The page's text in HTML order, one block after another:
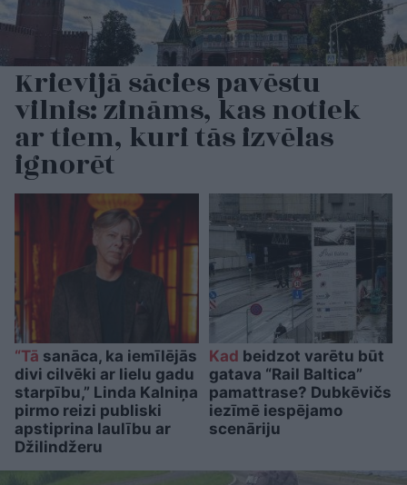
Krievijā sācies pavēstu
vilnis: zināms, kas notiek
ar tiem, kuri tās izvēlas
ignorēt
“Tā sanāca, ka iemīlējās
divi cilvēki ar lielu gadu
starpību,” Linda Kalniņa
pirmo reizi publiski
apstiprina laulību ar
Džilindžeru
Kad beidzot varētu būt
gatava “Rail Baltica”
pamattrase? Dubkēvičs
iezīmē iespējamo
scenāriju